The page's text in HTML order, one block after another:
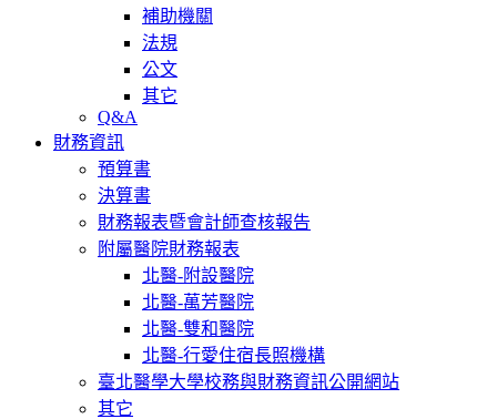
補助機關
法規
公文
其它
Q&A
財務資訊
預算書
決算書
財務報表暨會計師查核報告
附屬醫院財務報表
北醫-附設醫院
北醫-萬芳醫院
北醫-雙和醫院
北醫-行愛住宿長照機構
臺北醫學大學校務與財務資訊公開網站
其它